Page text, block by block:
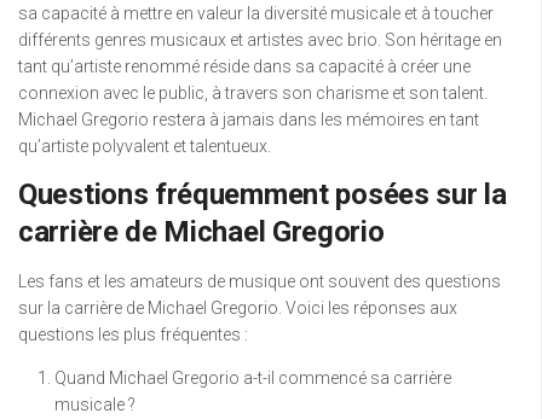
sa capacité à mettre en valeur la diversité musicale et à toucher
différents genres musicaux et artistes avec brio. Son héritage en
tant qu’artiste renommé réside dans sa capacité à créer une
connexion avec le public, à travers son charisme et son talent.
Michael Gregorio restera à jamais dans les mémoires en tant
qu’artiste polyvalent et talentueux.
Questions fréquemment posées sur la
carrière de Michael Gregorio
Les fans et les amateurs de musique ont souvent des questions
sur la carrière de Michael Gregorio. Voici les réponses aux
questions les plus fréquentes :
Quand Michael Gregorio a-t-il commencé sa carrière
musicale ?